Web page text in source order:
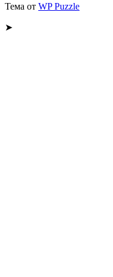
Тема от WP Puzzle
➤